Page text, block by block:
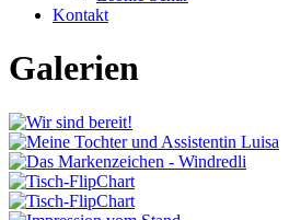
Kontakt
Galerien